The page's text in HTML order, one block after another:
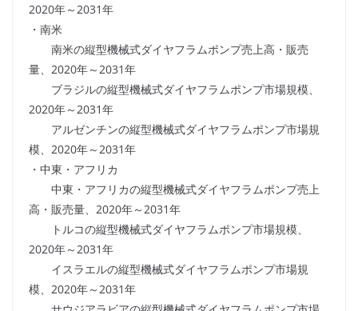
2020年～2031年
・南米
南米の縦型機械式ダイヤフラムポンプ売上高・販売
量、2020年～2031年
ブラジルの縦型機械式ダイヤフラムポンプ市場規模、
2020年～2031年
アルゼンチンの縦型機械式ダイヤフラムポンプ市場規
模、2020年～2031年
・中東・アフリカ
中東・アフリカの縦型機械式ダイヤフラムポンプ売上
高・販売量、2020年～2031年
トルコの縦型機械式ダイヤフラムポンプ市場規模、
2020年～2031年
イスラエルの縦型機械式ダイヤフラムポンプ市場規
模、2020年～2031年